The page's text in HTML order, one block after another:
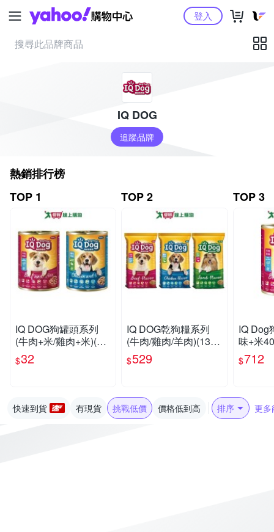
Yahoo購物中心登入
IQ DOG
追蹤品牌
熱銷排行榜
TOP 1
IQ DOG狗罐頭系列
(牛肉+米/雞肉+米)(40
0G/罐)【愛買】
$32
TOP 2
IQ DOG乾狗糧系列
(牛肉/雞肉/羊肉)(13.5-
15KG/包)【愛買】
$529
TOP 3
IQ Dog
味+米
【愛買
$712
快速到貨 有現貨 挑戰低價 價格低到高 排序 更多